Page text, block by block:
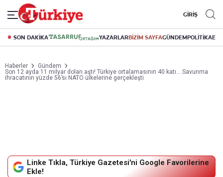
GİRİŞ
SON DAKİKA YAZARLARBİZİM SAYFAGÜNDEMPOLİTİKA
Haberler
Gündem
Son 12 ayda 11 milyar doları aştı! Türkiye ortalamasının 40 katı… Savunma
ihracatının yüzde 56’sı NATO ülkelerine gerçekleşti
Linke Tıkla, Türkiye Gazetesi'ni Google Favorilerine
Ekle!